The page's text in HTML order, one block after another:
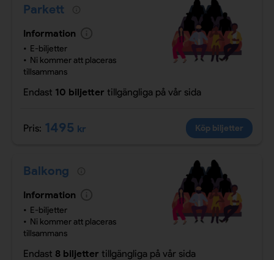
Parkett
Information
E-biljetter
Ni kommer att placeras
tillsammans
Endast 10 biljetter tillgängliga på vår sida
Pris: 1495 kr Köp biljetter
Balkong
Information
E-biljetter
Ni kommer att placeras
tillsammans
Endast 8 biljetter tillgängliga på vår sida